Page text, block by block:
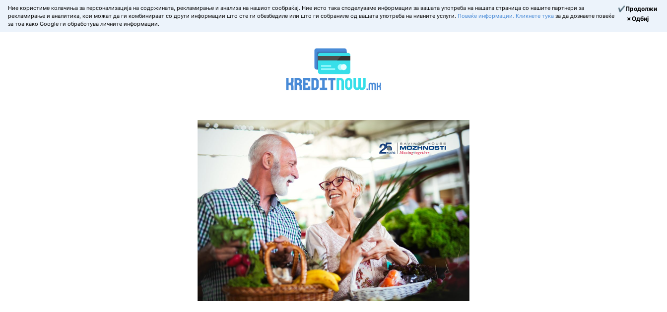
Ние користиме колачиња за персонализација на содржината, рекламирање и анализа на нашиот сообраќај. Ние исто така споделуваме информации за вашата употреба на нашата страница со нашите партнери за
рекламирање и аналитика, кои можат да ги комбинираат со други информации што сте ги обезбедиле или што ги собраниле од вашата употреба на нивните услуги. Повеќе информации. Кликнете тука за да дознаете повеќе
за тоа како Google ги обработува личните информации.
✔Продолжи
✗Одбиј